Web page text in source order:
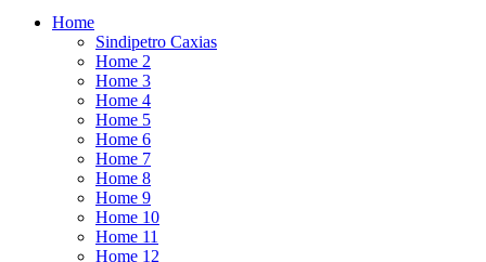
Home
Sindipetro Caxias
Home 2
Home 3
Home 4
Home 5
Home 6
Home 7
Home 8
Home 9
Home 10
Home 11
Home 12